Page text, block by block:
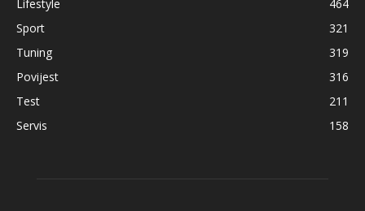
Lifestyle
464
Sport
321
Tuning
319
Povijest
316
Test
211
Servis
158